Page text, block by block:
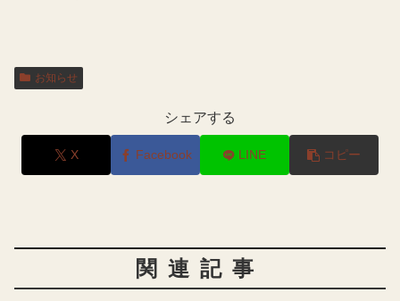
お知らせ
シェアする
X Facebook LINE コピー
関連記事